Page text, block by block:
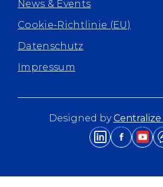
News & Events
Cookie-Richtlinie (EU)
Datenschutz
Impressum
Designed by